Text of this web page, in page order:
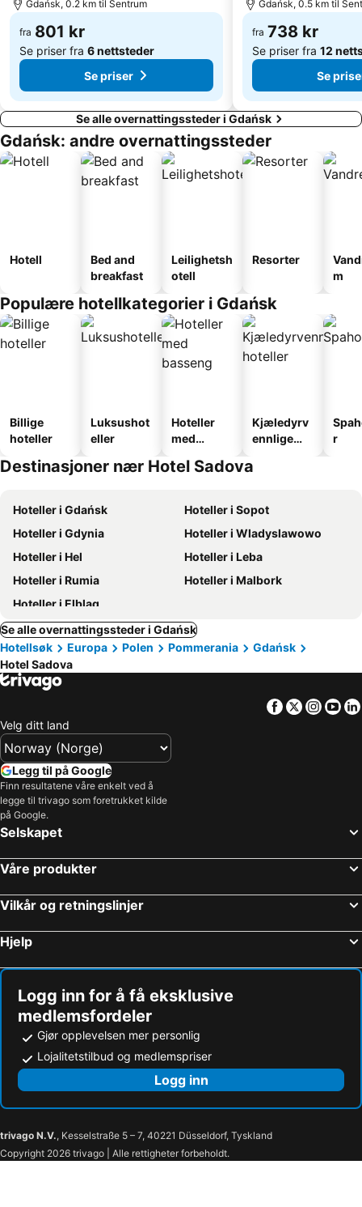
Stogi
Bohaterów Monte Cassino
Plaża Orłowo
Gdańsk, 0.2 km til Sentrum
fra 801 kr
Se priser fra 6 nettsteder
Se priser
Gdańsk, 0.5 km til
fra 738 kr
Se priser fra 12
Se
Se alle overnattingssteder i Gdańsk
Gdańsk: andre overnattingssteder
Hotell
Bed and
breakfast
Leilighetsh
otell
Resorter
m
Populære hotellkategorier i Gdańsk
Billige
hoteller
Luksushot
eller
Hoteller
med
Kjæledyrv
ennlige
r
Destinasjoner nær Hotel Sadova
Hoteller i Gdańsk
Hoteller i Sopot
Hoteller i Gdynia
Hoteller i Wladyslawowo
Hoteller i Hel
Hoteller i Leba
Hoteller i Rumia
Hoteller i Malbork
Hoteller i Elblag
Se alle overnattingssteder i Gdańsk
Hotellsøk
Europa Polen Pommerania
Gdańsk
Hotel Sadova
Facebook
Twitter
Velg ditt land
Legg til på Google
Finn resultatene våre enkelt ved å
legge til trivago som foretrukket kilde
på Google.
Selskapet
Våre produkter
Vilkår og retningslinjer
Hjelp
Logg inn for å få eksklusive
medlemsfordeler
Gjør opplevelsen mer personlig
Lojalitetstilbud og medlemspriser
Logg inn
trivago N.V., Kesselstraße 5 – 7, 40221 Düsseldorf, Tyskland
Copyright 2026 trivago | Alle rettigheter forbeholdt.